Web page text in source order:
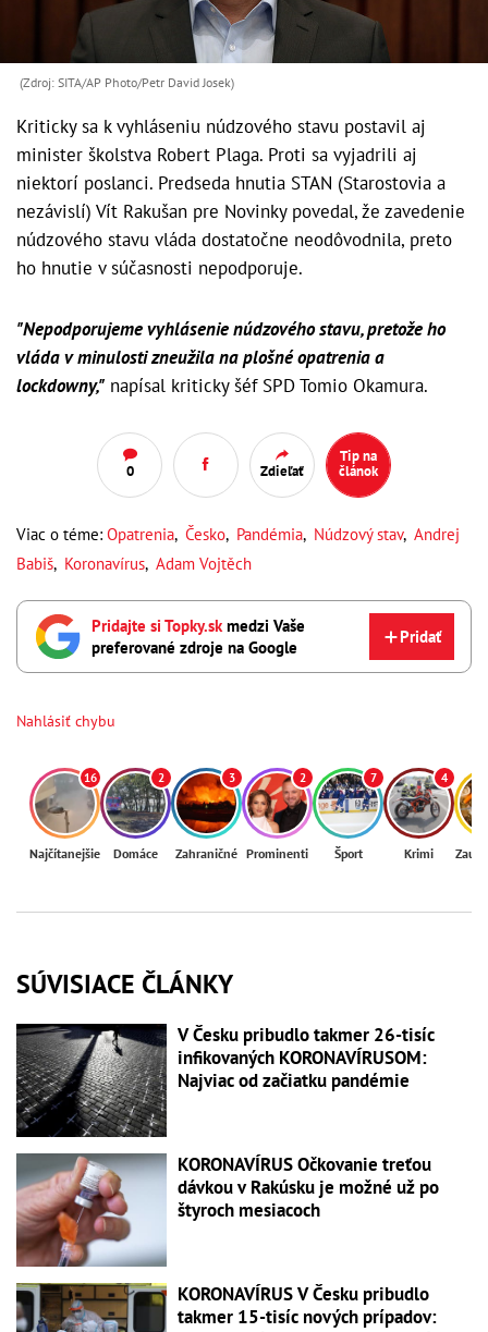
(Zdroj: SITA/AP Photo/Petr David Josek)
Kriticky sa k vyhláseniu núdzového stavu postavil aj
minister školstva Robert Plaga. Proti sa vyjadrili aj
niektorí poslanci. Predseda hnutia STAN (Starostovia a
nezávislí) Vít Rakušan pre Novinky povedal, že zavedenie
núdzového stavu vláda dostatočne neodôvodnila, preto
ho hnutie v súčasnosti nepodporuje.
"Nepodporujeme vyhlásenie núdzového stavu, pretože ho
vláda v minulosti zneužila na plošné opatrenia a
lockdowny," napísal kriticky šéf SPD Tomio Okamura.
0 Zdieľať
Tip na
článok
Viac o téme: Opatrenia, Česko, Pandémia, Núdzový stav, Andrej
Babiš, Koronavírus, Adam Vojtěch
Pridajte si Topky.sk medzi Vaše
preferované zdroje na Google
Pridať
Nahlásiť chybu
16
Najčítanejšie
2
Domáce
3
Zahraničné
2
Prominenti
7
Šport
4
Krimi
SÚVISIACE ČLÁNKY
V Česku pribudlo takmer 26-tisíc
infikovaných KORONAVÍRUSOM:
Najviac od začiatku pandémie
KORONAVÍRUS Očkovanie treťou
dávkou v Rakúsku je možné už po
štyroch mesiacoch
KORONAVÍRUS V Česku pribudlo
takmer 15-tisíc nových prípadov: